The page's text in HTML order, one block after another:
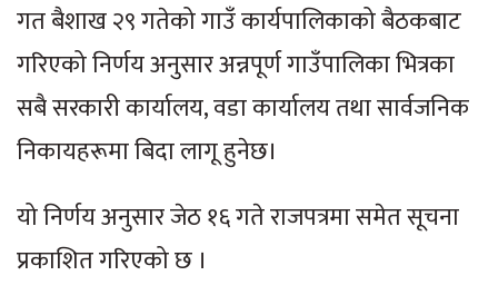
गत बैशाख २९ गतेको गाउँ कार्यपालिकाको बैठकबाट
गरिएको निर्णय अनुसार अन्नपूर्ण गाउँपालिका भित्रका
सबै सरकारी कार्यालय, वडा कार्यालय तथा सार्वजनिक
निकायहरूमा बिदा लागू हुनेछ।
यो निर्णय अनुसार जेठ १६ गते राजपत्रमा समेत सूचना
प्रकाशित गरिएको छ ।